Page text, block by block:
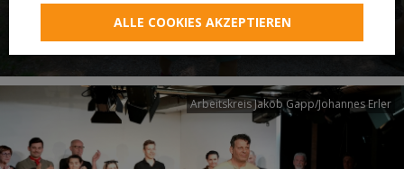
Neuer Pilgerweg Via
Laudato si’
Arbeitskreis Jakob Gapp/Johannes Erler
ALLE COOKIES AKZEPTIEREN